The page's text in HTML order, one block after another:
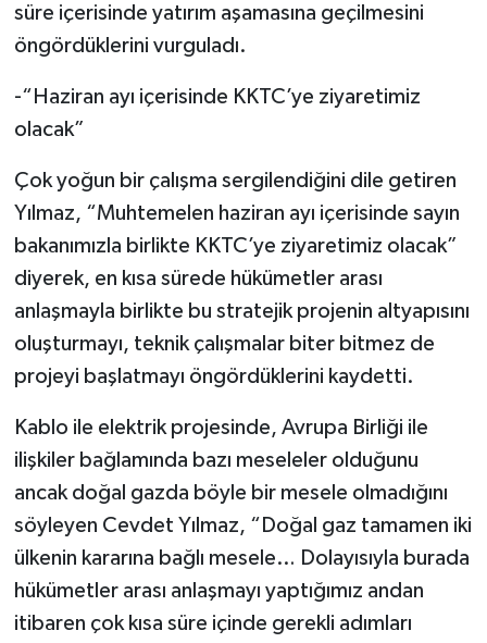
süre içerisinde yatırım aşamasına geçilmesini
öngördüklerini vurguladı.
-“Haziran ayı içerisinde KKTC’ye ziyaretimiz
olacak”
Çok yoğun bir çalışma sergilendiğini dile getiren
Yılmaz, “Muhtemelen haziran ayı içerisinde sayın
bakanımızla birlikte KKTC’ye ziyaretimiz olacak”
diyerek, en kısa sürede hükümetler arası
anlaşmayla birlikte bu stratejik projenin altyapısını
oluşturmayı, teknik çalışmalar biter bitmez de
projeyi başlatmayı öngördüklerini kaydetti.
Kablo ile elektrik projesinde, Avrupa Birliği ile
ilişkiler bağlamında bazı meseleler olduğunu
ancak doğal gazda böyle bir mesele olmadığını
söyleyen Cevdet Yılmaz, “Doğal gaz tamamen iki
ülkenin kararına bağlı mesele… Dolayısıyla burada
hükümetler arası anlaşmayı yaptığımız andan
itibaren çok kısa süre içinde gerekli adımları